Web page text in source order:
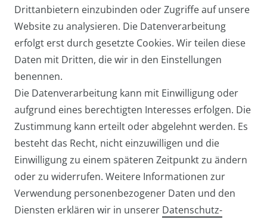
Arbeitstasche / Laptoptasche /
Umhängetasche Groß
39,95 € *
Drittanbietern einzubinden oder Zugriffe auf unsere
Website zu analysieren. Die Datenverarbeitung
erfolgt erst durch gesetzte Cookies. Wir teilen diese
Daten mit Dritten, die wir in den Einstellungen
benennen.
Die Datenverarbeitung kann mit Einwilligung oder
aufgrund eines berechtigten Interesses erfolgen. Die
Zustimmung kann erteilt oder abgelehnt werden. Es
besteht das Recht, nicht einzuwilligen und die
Einwilligung zu einem späteren Zeitpunkt zu ändern
oder zu widerrufen. Weitere Informationen zur
Verwendung personenbezogener Daten und den
Diensten erklären wir in unserer Daten­schutz­